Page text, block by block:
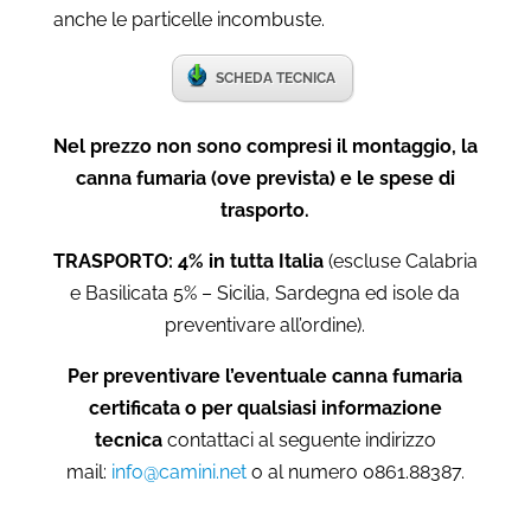
anche le particelle incombuste.
SCHEDA TECNICA
Nel prezzo non sono compresi il montaggio, la
canna fumaria (ove prevista) e le spese di
trasporto.
TRASPORTO: 4% in tutta Italia (escluse Calabria
e Basilicata 5% – Sicilia, Sardegna ed isole da
preventivare all’ordine).
Per preventivare l’eventuale canna fumaria
certificata o per qualsiasi informazione
tecnicacontattaci al seguente indirizzo
mail: info@camini.neto al numero 0861.88387.